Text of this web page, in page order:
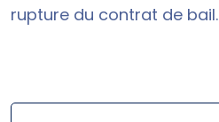
rupture du contrat de bail.